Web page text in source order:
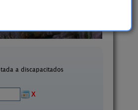
a discapacitados
X